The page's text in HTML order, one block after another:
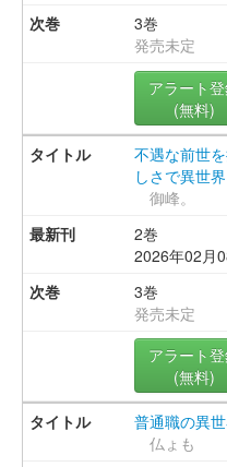
3巻
発売未定
アラート
(無料)
不遇な前世
しさで異世
御峰。
2巻
2026年02月
3巻
発売未定
アラート
(無料)
普通職の異
仏ょも